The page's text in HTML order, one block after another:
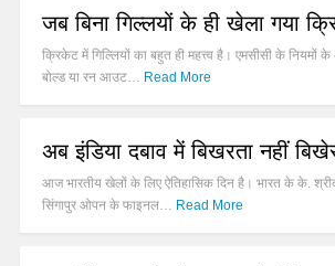
जब बिना गिल्लयों के ही खेला गया
क्रिकेट में गिल्लियों का बहुत ही महत्त्व है। एमसीसी के नियमों
बोल्ड या रन आउट… Read More
अब इंडिया दबाव में बिखरता नहीं
आज भारतीय खेलों के लिए ऐतिहासिक दिन है। भारत के के.
सिंगापुर ओपन के फाइनल… Read More